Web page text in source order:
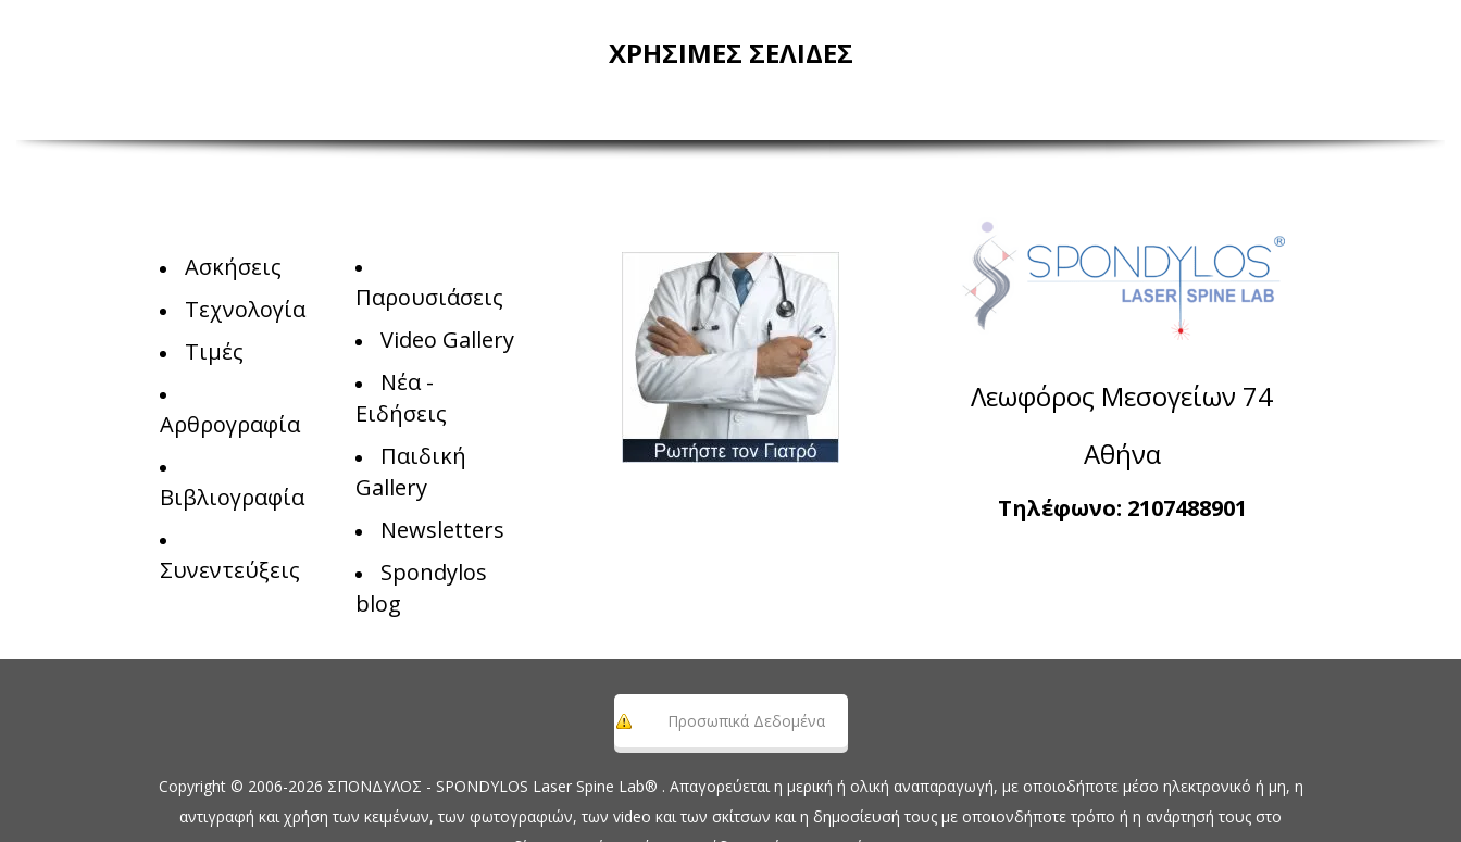
ΧΡΗΣΙΜΕΣ ΣΕΛΙΔΕΣ
Ασκήσεις
Τεχνολογία
Τιμές
Αρθρογραφία
Βιβλιογραφία
Συνεντεύξεις
Παρουσιάσεις
Video Gallery
Νέα -
Ειδήσεις
Παιδική
Gallery
Newsletters
Spondylos
blog
Λεωφόρος Μεσογείων 74
Αθήνα
Τηλέφωνο: 2107488901
Προσωπικά Δεδομένα
Copyright © 2006-2026 ΣΠΟΝΔΥΛΟΣ - SPONDYLOS Laser Spine Lab® . Απαγορεύεται η μερική ή ολική αναπαραγωγή, με οποιοδήποτε μέσο ηλεκτρονικό ή μη, η
αντιγραφή και χρήση των κειμένων, των φωτογραφιών, των video και των σκίτσων και η δημοσίευσή τους με οποιονδήποτε τρόπο ή η ανάρτησή τους στο